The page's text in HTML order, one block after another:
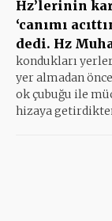
Hz’lerinin
‘canımı
dedi. Hz
kondukları
yer almadan
ok çubuğu ile
hizaya